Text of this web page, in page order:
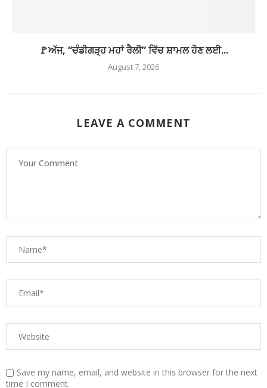
🚩ਅੱਜ, “ਚੰਡੀਗੜ੍ਹ ਮਹਾਂ ਰੈਲੀ” ਵਿੱਚ ਸ਼ਾਮਲ ਹੋਣ ਲਈ...
August 7, 2026
LEAVE A COMMENT
Save my name, email, and website in this browser for the next
time I comment.